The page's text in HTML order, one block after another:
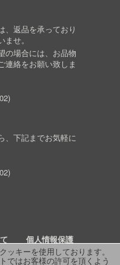
ッキーを使用しております。
ではお客様の許可を頂くよう
、返品を承っており
せ。
の場合には、お品物
連絡をお願い致しま
)
、下記までお気軽に
)
個人情報保護
お問い合わせ RSS